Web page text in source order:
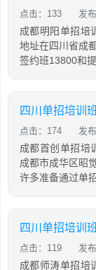
点击：133 发
成都明阳单招培
地址在四川省成
签约班13800和
点击：174 发
成都首创单招培
成都市成华区昭
许多准备通过单
四川单招培训
点击：119 发
成都师涛单招培